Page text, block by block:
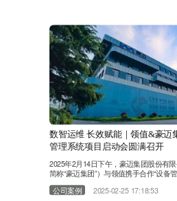
总、设备部王部长、合成氨厂崔健及各
业务骨干百余人，与领值项目团队尹金星
共同出席，标志……
数智运维 长效赋能｜领值&豪迈
管理系统项目启动会圆满召开
2025年2月14日下午，豪迈集团股份有
简称“豪迈集团”）与领值携手合作“设备
件”项目启动会在豪迈工业园区内顺利启
团董事王晓东、设备部长王清涧、数十位
公司案例 2025-02-25 17:18:53